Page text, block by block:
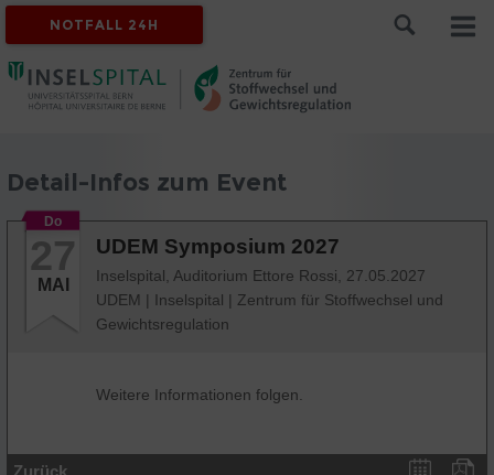
NOTFALL 24H
Detail-Infos zum Event
Do
27
MAI
UDEM Symposium 2027
Inselspital, Auditorium Ettore Rossi,
27.05.2027
UDEM | Inselspital | Zentrum für Stoffwechsel und
Gewichtsregulation
Weitere Informationen folgen.
Zurück